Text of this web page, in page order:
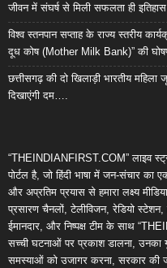
जीवन में संघर्ष से मिली सफलता ही
विश्व स्तनपान सप्ताह के राज्य स्तरीय
दूध कोष (Mother Milk Bank)” की
छत्तीसगढ़ की दो खिलाड़ी भारतीय
दिखाएंगी दम….
“THEINDIANFIRST.COM” लाइव
पोर्टल है, जो हिंदी भाषा में जन-संचार
और अप्रतिम प्रयास से हमारा लक्ष्य
प्रसारण चैनलों, टेलीविजन, रेडियो स्टेशन,
ईमानदार, और निष्पक्ष टीम के साथ
सच्ची घटनाओं पर प्रकाश डालना, उनका
समस्याओं को उजागर करना, सरकार की